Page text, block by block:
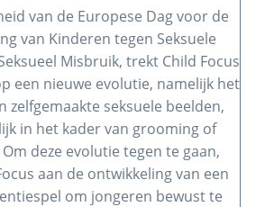
van de Europese Dag voor de
van Kinderen tegen Seksuele
Misbruik, trekt Child Focus
een nieuwe evolutie, namelijk het
zelfgemaakte seksuele beelden,
in het kader van grooming of
deze evolutie tegen te gaan,
aan de ontwikkeling van een
om jongeren bewust te